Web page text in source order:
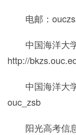
电邮：
中国海洋大
http://
中国海洋大
ouc_zsb
阳光高考信